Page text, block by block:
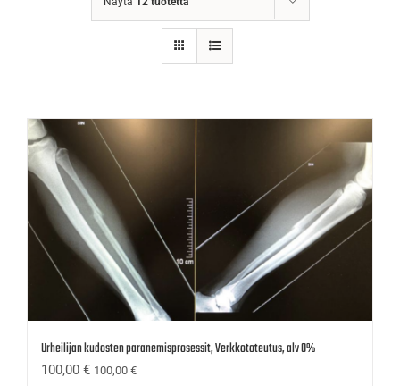
Urheilijan kudosten paranemisprosessit, Verkkototeutus, alv 0%
100,00 € 100,00 €